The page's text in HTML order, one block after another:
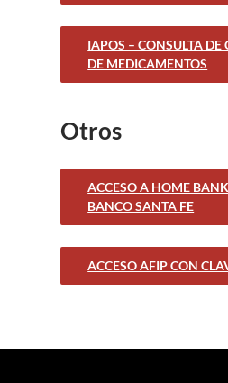
IAPOS – CONSULTA DE
DE MEDICAMENTOS
Otros
ACCESO A HOME
BANCO SANTA FE
ACCESO AFIP CON